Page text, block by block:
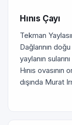
Hınıs Çayı
Tekman
Dağlarının
yaylanın
Hınıs ovasının
dışında Murat